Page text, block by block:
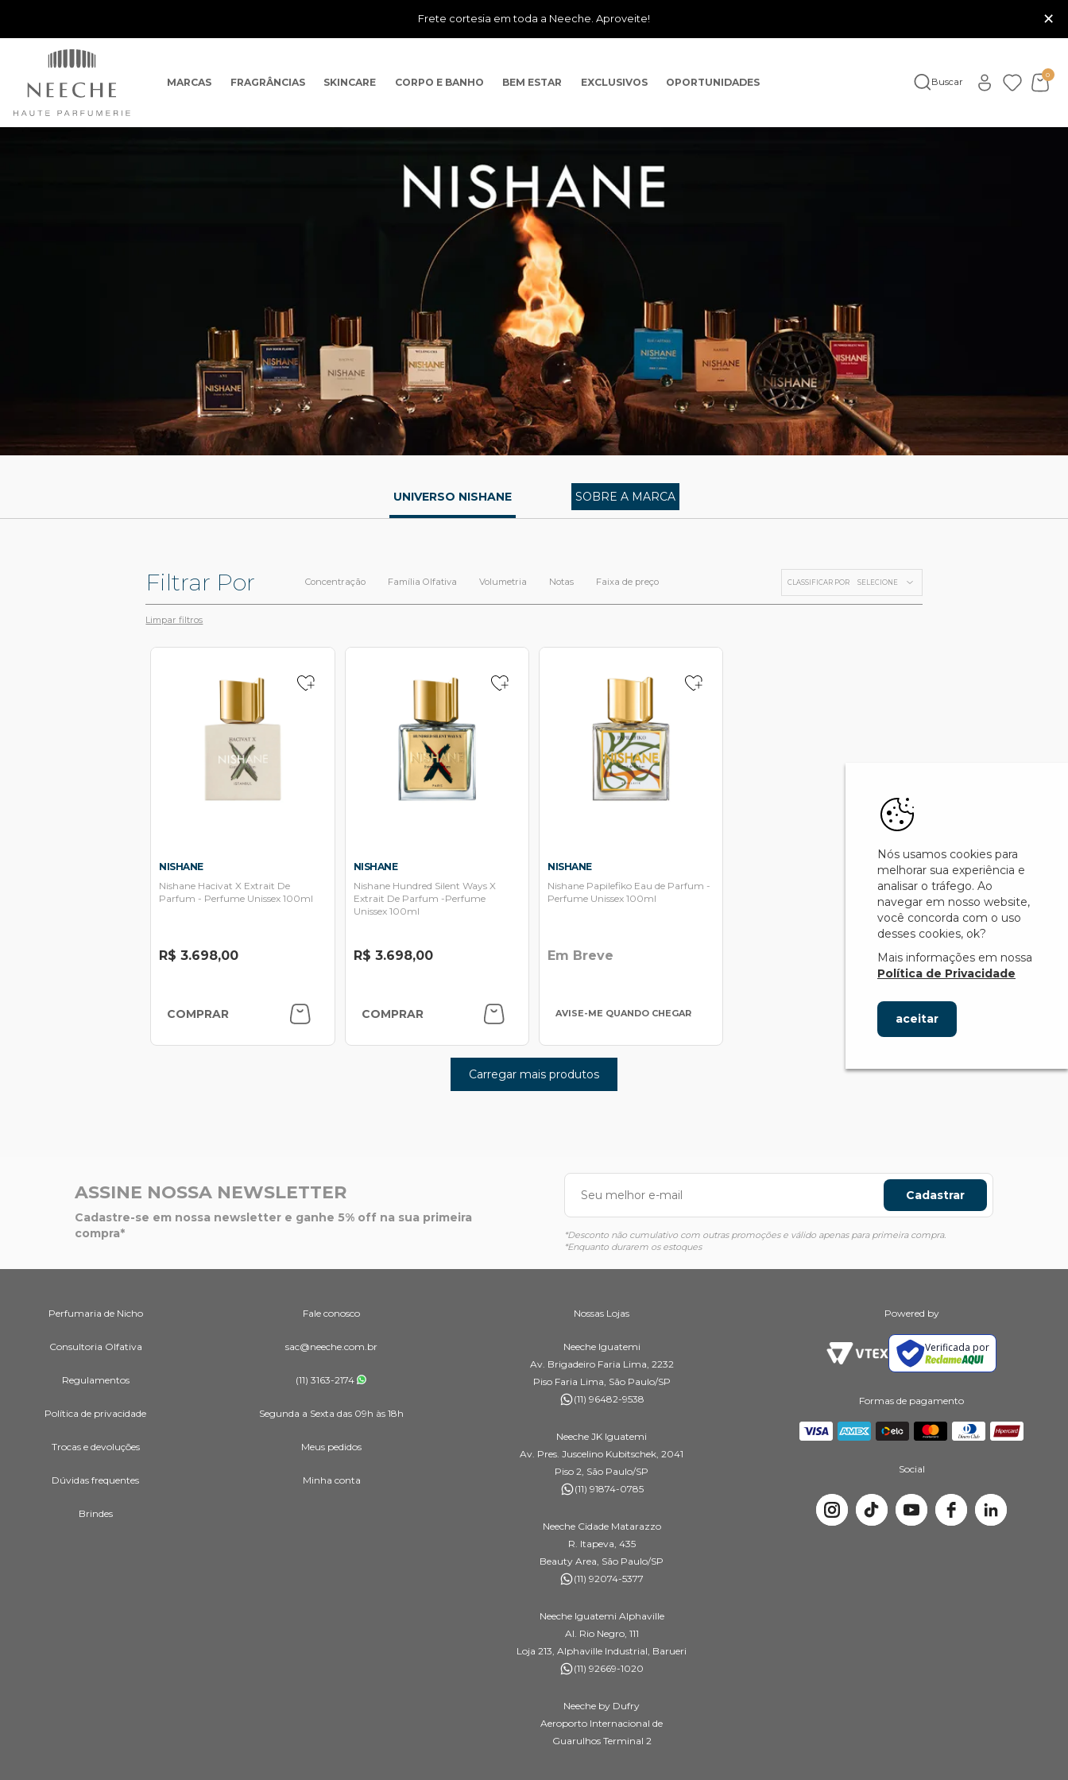
Frete cortesia em toda a Neeche. Aproveite! ×
MARCAS FRAGRÂNCIAS SKINCARE CORPO E BANHO BEM ESTAR EXCLUSIVOS OPORTUNIDADES Buscar
0
UNIVERSO NISHANE SOBRE A MARCA
Filtrar Por Concentração Família Olfativa Volumetria Notas Faixa de preço CLASSIFICAR POR SELECIONE
Limpar filtros
NISHANE
Nishane Hacivat X Extrait De
Parfum - Perfume Unissex 100ml
R$ 3.698,00
COMPRAR
NISHANE
Nishane Hundred Silent Ways X
Extrait De Parfum -Perfume
Unissex 100ml
R$ 3.698,00
COMPRAR
NISHANE
Nishane Papilefiko Eau de Parfum -
Perfume Unissex 100ml
Em Breve
AVISE-ME QUANDO CHEGAR
Carregar mais produtos
ASSINE NOSSA NEWSLETTER
Cadastre-se em nossa newsletter e ganhe 5% off na sua primeira
compra*
Cadastrar
*Desconto não cumulativo com outras promoções e válido apenas para primeira compra.
*Enquanto durarem os estoques
Perfumaria de Nicho
Consultoria Olfativa
Regulamentos
Política de privacidade
Trocas e devoluções
Dúvidas frequentes
Brindes
Fale conosco
sac@neeche.com.br
(11) 3163-2174
Segunda a Sexta das 09h às 18h
Meus pedidos
Minha conta
Nossas Lojas
Neeche Iguatemi
Av. Brigadeiro Faria Lima, 2232
Piso Faria Lima, São Paulo/SP
(11) 96482-9538
Neeche JK Iguatemi
Av. Pres. Juscelino Kubitschek, 2041
Piso 2, São Paulo/SP
(11) 91874-0785
Neeche Cidade Matarazzo
R. Itapeva, 435
Beauty Area, São Paulo/SP
(11) 92074-5377
Neeche Iguatemi Alphaville
Al. Rio Negro, 111
Loja 213, Alphaville Industrial, Barueri
(11) 92669-1020
Neeche by Dufry
Aeroporto Internacional de
Guarulhos Terminal 2
Powered by
Verificada por
Formas de pagamento
Social
Nós usamos cookies para
melhorar sua experiência e
analisar o tráfego. Ao
navegar em nosso website,
você concorda com o uso
desses cookies, ok?
Mais informações em nossa
Política de Privacidade
aceitar